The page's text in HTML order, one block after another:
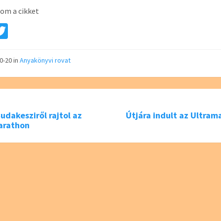
a cikket
tt
er
20inAnyakönyvi rovat
rajtol az
Útjára indult az